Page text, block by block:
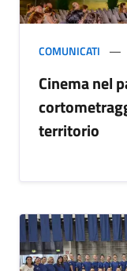
COMUNICATI
Cinema nel
territorio